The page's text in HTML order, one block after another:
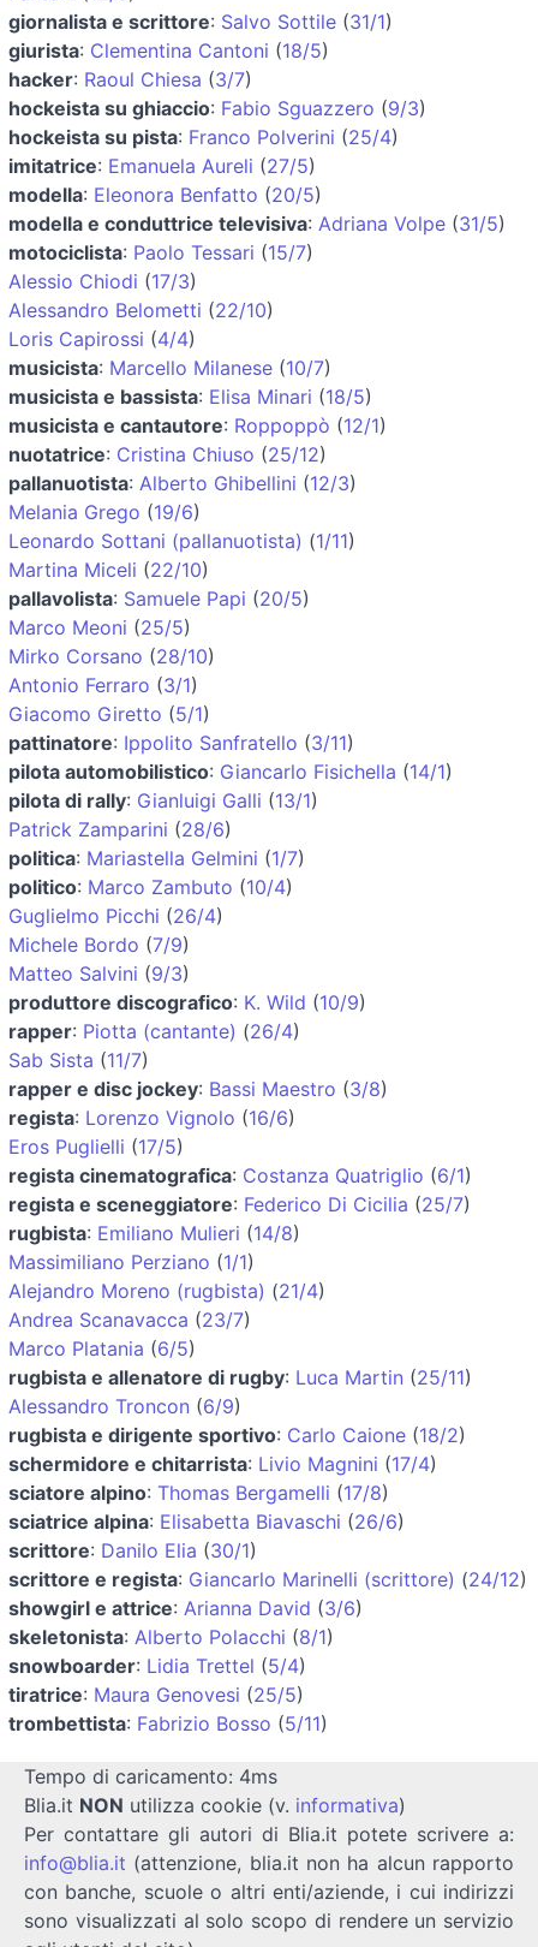
giornalista e scrittore: Salvo Sottile (31/1)
giurista: Clementina Cantoni (18/5)
hacker: Raoul Chiesa (3/7)
hockeista su ghiaccio: Fabio Sguazzero (9/3)
hockeista su pista: Franco Polverini (25/4)
imitatrice: Emanuela Aureli (27/5)
modella: Eleonora Benfatto (20/5)
modella e conduttrice televisiva: Adriana Volpe (31/5)
motociclista: Paolo Tessari (15/7)
Alessio Chiodi (17/3)
Alessandro Belometti (22/10)
Loris Capirossi (4/4)
musicista: Marcello Milanese (10/7)
musicista e bassista: Elisa Minari (18/5)
musicista e cantautore: Roppoppò (12/1)
nuotatrice: Cristina Chiuso (25/12)
pallanuotista: Alberto Ghibellini (12/3)
Melania Grego (19/6)
Leonardo Sottani (pallanuotista) (1/11)
Martina Miceli (22/10)
pallavolista: Samuele Papi (20/5)
Marco Meoni (25/5)
Mirko Corsano (28/10)
Antonio Ferraro (3/1)
Giacomo Giretto (5/1)
pattinatore: Ippolito Sanfratello (3/11)
pilota automobilistico: Giancarlo Fisichella (14/1)
pilota di rally: Gianluigi Galli (13/1)
Patrick Zamparini (28/6)
politica: Mariastella Gelmini (1/7)
politico: Marco Zambuto (10/4)
Guglielmo Picchi (26/4)
Michele Bordo (7/9)
Matteo Salvini (9/3)
produttore discografico: K. Wild (10/9)
rapper: Piotta (cantante) (26/4)
Sab Sista (11/7)
rapper e disc jockey: Bassi Maestro (3/8)
regista: Lorenzo Vignolo (16/6)
Eros Puglielli (17/5)
regista cinematografica: Costanza Quatriglio (6/1)
regista e sceneggiatore: Federico Di Cicilia (25/7)
rugbista: Emiliano Mulieri (14/8)
Massimiliano Perziano (1/1)
Alejandro Moreno (rugbista) (21/4)
Andrea Scanavacca (23/7)
Marco Platania (6/5)
rugbista e allenatore di rugby: Luca Martin (25/11)
Alessandro Troncon (6/9)
rugbista e dirigente sportivo: Carlo Caione (18/2)
schermidore e chitarrista: Livio Magnini (17/4)
sciatore alpino: Thomas Bergamelli (17/8)
sciatrice alpina: Elisabetta Biavaschi (26/6)
scrittore: Danilo Elia (30/1)
scrittore e regista: Giancarlo Marinelli (scrittore) (24/12)
showgirl e attrice: Arianna David (3/6)
skeletonista: Alberto Polacchi (8/1)
snowboarder: Lidia Trettel (5/4)
tiratrice: Maura Genovesi (25/5)
trombettista: Fabrizio Bosso (5/11)
Tempo di caricamento: 4ms
Blia.it NON utilizza cookie (v. informativa)
Per contattare gli autori di Blia.it potete scrivere a:
info@blia.it (attenzione, blia.it non ha alcun rapporto
con banche, scuole o altri enti/aziende, i cui indirizzi
sono visualizzati al solo scopo di rendere un servizio